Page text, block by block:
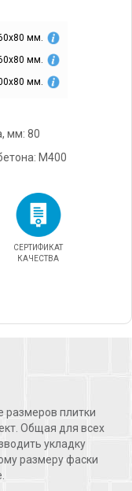
мм.
мм.
мм.
мм: 80
М400
СЕРТИФИКАТ
КАЧЕСТВА
размеров плитки
Общая для всех
укладку
размеру фаски